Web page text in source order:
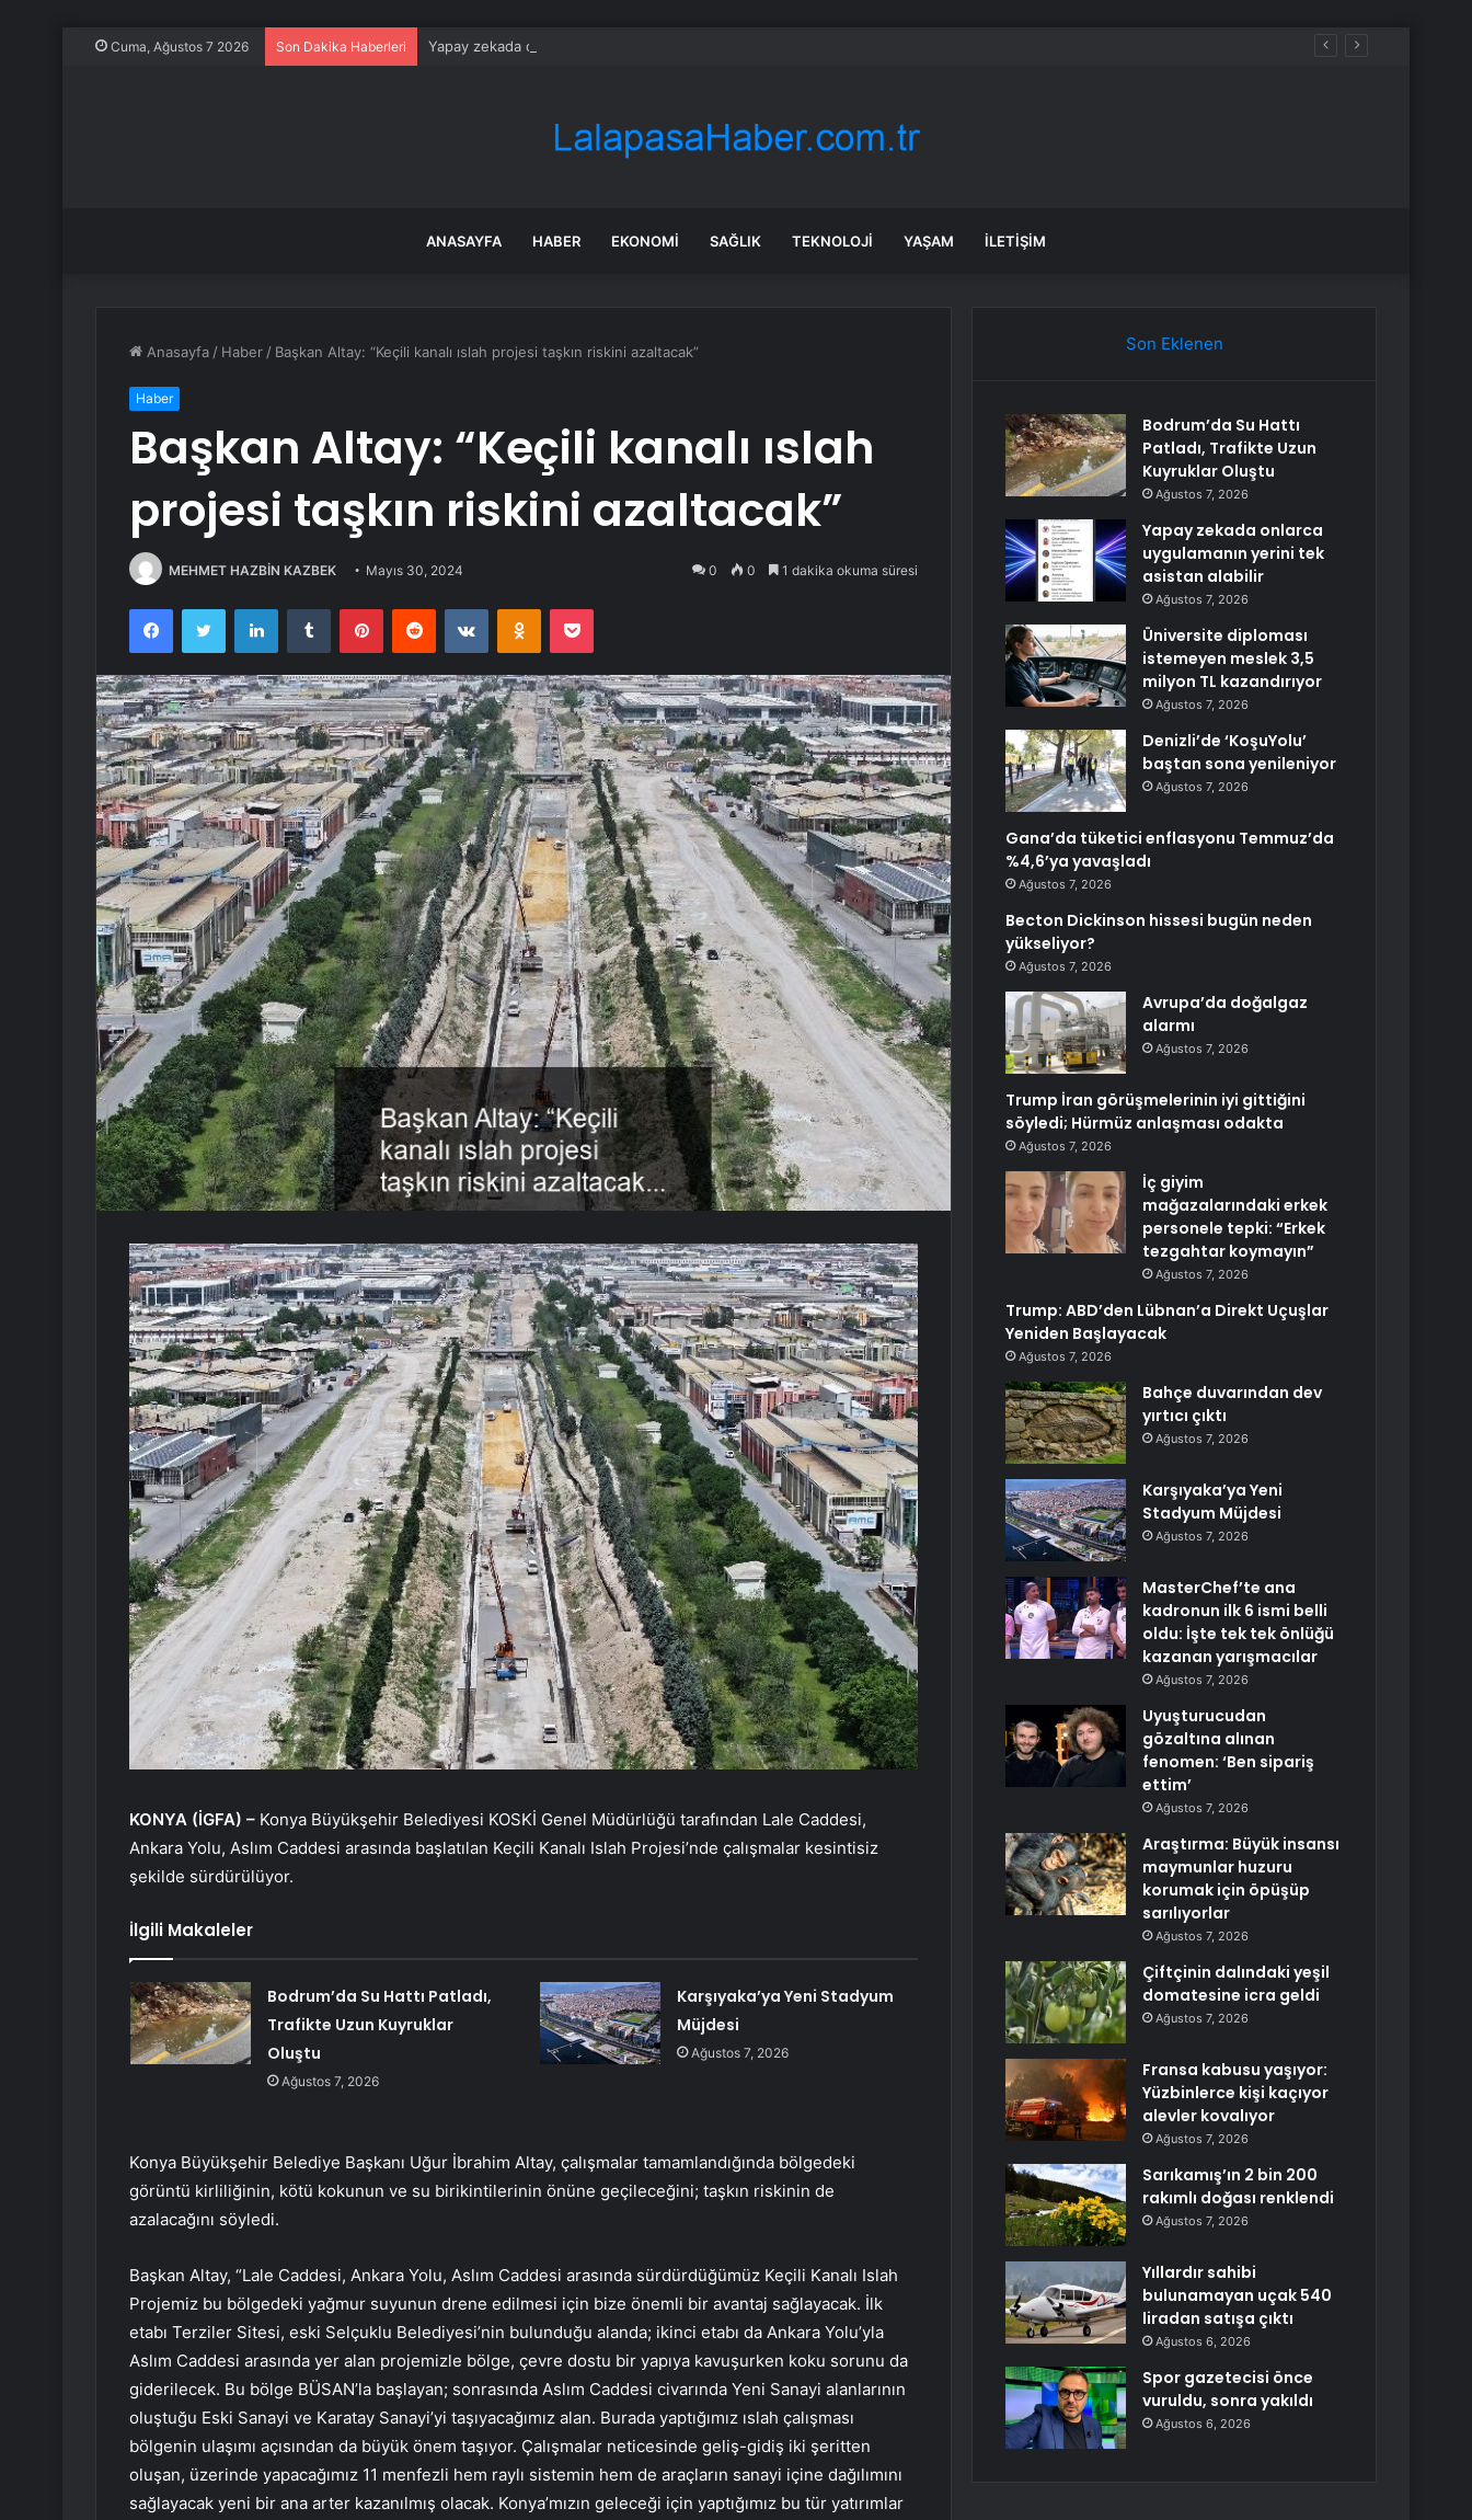
Cuma, Ağustos 7 2026 Son Dakika Haberleri Yapay zekada onlarca uygulamanın yerini tek asistan alabilir
ANASAYFA HABER EKONOMI SAĞLIK TEKNOLOJI YAŞAM İLETIŞIM
Anasayfa / Haber / Başkan Altay: “Keçili kanalı ıslah projesi taşkın riskini azaltacak”
Haber
Başkan Altay: “Keçili kanalı ıslah
projesi taşkın riskini azaltacak”
MEHMET HAZBİN KAZBEK Mayıs 30, 2024 0 0 1 dakika okuma süresi
FacebookTwitter LinkedInTumblr PinterestReddit VKontakteOdnoklassniki
Pocket
KONYA (İGFA) – Konya Büyükşehir Belediyesi KOSKİ Genel Müdürlüğü tarafından Lale Caddesi,
Ankara Yolu, Aslım Caddesi arasında başlatılan Keçili Kanalı Islah Projesi’nde çalışmalar kesintisiz
şekilde sürdürülüyor.
İlgili Makaleler
Bodrum’da Su Hattı Patladı,
Trafikte Uzun Kuyruklar
Oluştu
Ağustos 7, 2026
Karşıyaka’ya Yeni Stadyum
Müjdesi
Ağustos 7, 2026
Konya Büyükşehir Belediye Başkanı Uğur İbrahim Altay, çalışmalar tamamlandığında bölgedeki
görüntü kirliliğinin, kötü kokunun ve su birikintilerinin önüne geçileceğini; taşkın riskinin de
azalacağını söyledi.
Başkan Altay, “Lale Caddesi, Ankara Yolu, Aslım Caddesi arasında sürdürdüğümüz Keçili Kanalı Islah
Projemiz bu bölgedeki yağmur suyunun drene edilmesi için bize önemli bir avantaj sağlayacak. İlk
etabı Terziler Sitesi, eski Selçuklu Belediyesi’nin bulunduğu alanda; ikinci etabı da Ankara Yolu’yla
Aslım Caddesi arasında yer alan projemizle bölge, çevre dostu bir yapıya kavuşurken koku sorunu da
giderilecek. Bu bölge BÜSAN’la başlayan; sonrasında Aslım Caddesi civarında Yeni Sanayi alanlarının
oluştuğu Eski Sanayi ve Karatay Sanayi’yi taşıyacağımız alan. Burada yaptığımız ıslah çalışması
bölgenin ulaşımı açısından da büyük önem taşıyor. Çalışmalar neticesinde geliş-gidiş iki şeritten
oluşan, üzerinde yapacağımız 11 menfezli hem raylı sistemin hem de araçların sanayi içine dağılımını
sağlayacak yeni bir ana arter kazanılmış olacak. Konya’mızın geleceği için yaptığımız bu tür yatırımlar
Son Eklenen
Bodrum’da Su Hattı
Patladı, Trafikte Uzun
Kuyruklar Oluştu
Ağustos 7, 2026
Yapay zekada onlarca
uygulamanın yerini tek
asistan alabilir
Ağustos 7, 2026
Üniversite diploması
istemeyen meslek 3,5
milyon TL kazandırıyor
Ağustos 7, 2026
Denizli’de ‘KoşuYolu’
baştan sona yenileniyor
Ağustos 7, 2026
Gana’da tüketici enflasyonu Temmuz’da
%4,6’ya yavaşladı
Ağustos 7, 2026
Becton Dickinson hissesi bugün neden
yükseliyor?
Ağustos 7, 2026
Avrupa’da doğalgaz
alarmı
Ağustos 7, 2026
Trump İran görüşmelerinin iyi gittiğini
söyledi; Hürmüz anlaşması odakta
Ağustos 7, 2026
İç giyim
mağazalarındaki erkek
personele tepki: “Erkek
tezgahtar koymayın”
Ağustos 7, 2026
Trump: ABD’den Lübnan’a Direkt Uçuşlar
Yeniden Başlayacak
Ağustos 7, 2026
Bahçe duvarından dev
yırtıcı çıktı
Ağustos 7, 2026
Karşıyaka’ya Yeni
Stadyum Müjdesi
Ağustos 7, 2026
MasterChef’te ana
kadronun ilk 6 ismi belli
oldu: İşte tek tek önlüğü
kazanan yarışmacılar
Ağustos 7, 2026
Uyuşturucudan
gözaltına alınan
fenomen: ‘Ben sipariş
ettim’
Ağustos 7, 2026
Araştırma: Büyük insansı
maymunlar huzuru
korumak için öpüşüp
sarılıyorlar
Ağustos 7, 2026
Çiftçinin dalındaki yeşil
domatesine icra geldi
Ağustos 7, 2026
Fransa kabusu yaşıyor:
Yüzbinlerce kişi kaçıyor
alevler kovalıyor
Ağustos 7, 2026
Sarıkamış’ın 2 bin 200
rakımlı doğası renklendi
Ağustos 7, 2026
Yıllardır sahibi
bulunamayan uçak 540
liradan satışa çıktı
Ağustos 6, 2026
Spor gazetecisi önce
vuruldu, sonra yakıldı
Ağustos 6, 2026